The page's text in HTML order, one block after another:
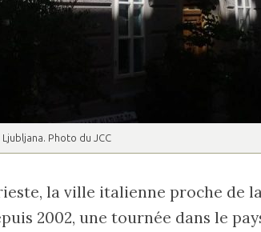
Ljubljana. Photo du JCC
la ville italienne proche de
2002, une tournée dans le